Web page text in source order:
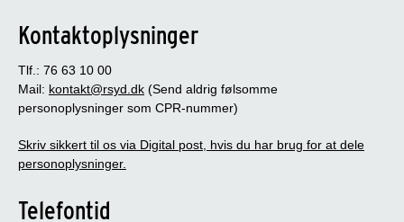
Kontaktoplysninger
Tlf.: 76 63 10 00
Mail: kontakt@rsyd.dk (Send aldrig følsomme
personoplysninger som CPR-nummer)
Skriv sikkert til os via Digital post, hvis du har brug for at dele
personoplysninger.
Telefontid